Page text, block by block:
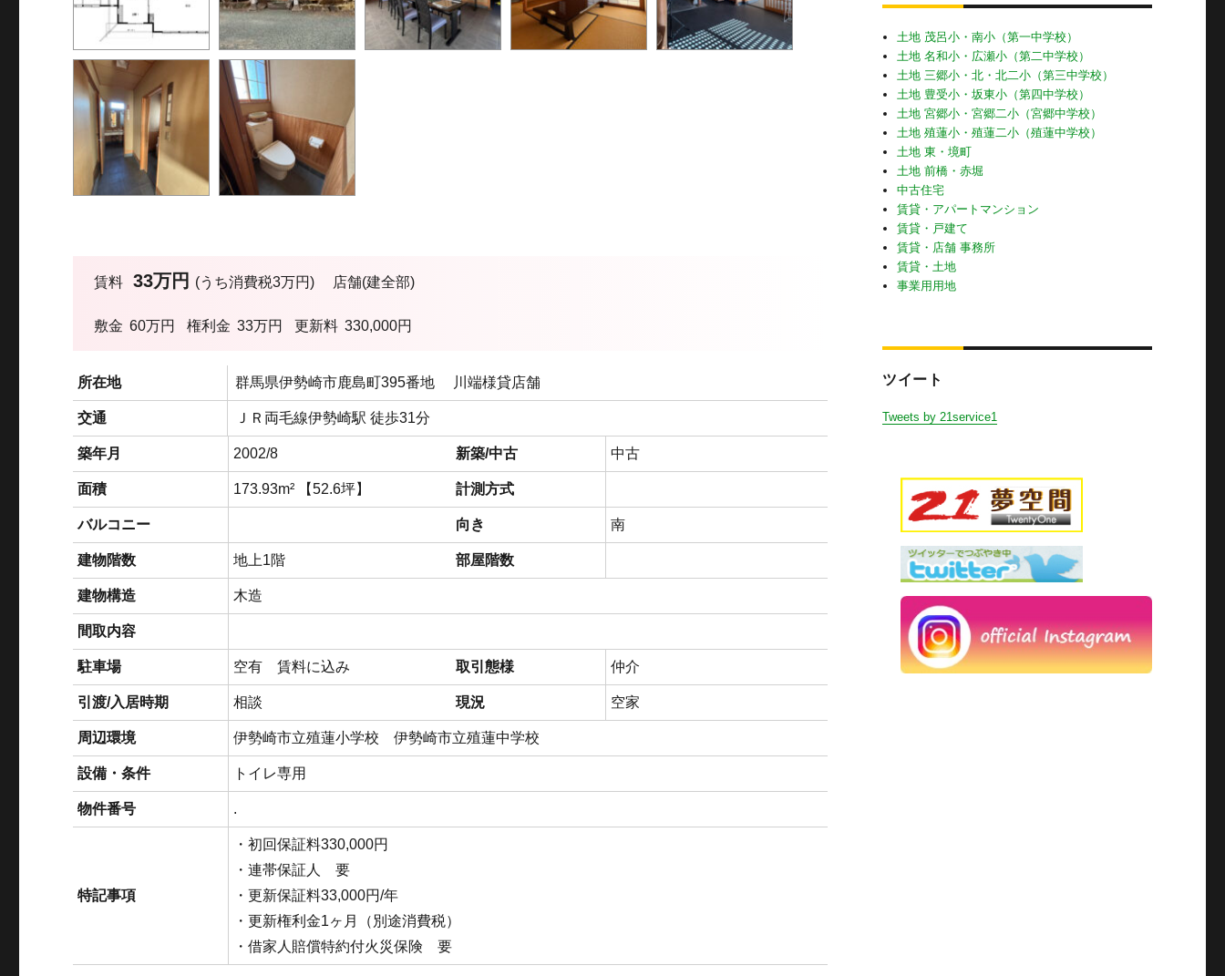
賃料 33万円 (うち消費税3万円) 店舗(建全部)
敷金 60万円 権利金 33万円 更新料 330,000円
所在地 群馬県伊勢崎市鹿島町395番地 川端様貸店舗
交通 ＪＲ両毛線伊勢崎駅 徒歩31分
築年月 2002/8 新築/中古 中古
面積 173.93m² 【52.6坪】 計測方式
バルコニー 向き 南
建物階数 地上1階 部屋階数
建物構造 木造
間取内容
駐車場 空有 賃料に込み 取引態様 仲介
引渡/入居時期 相談 現況 空家
周辺環境 伊勢崎市立殖蓮小学校 伊勢崎市立殖蓮中学校
設備・条件 トイレ専用
物件番号 .
特記事項
・初回保証料330,000円
・連帯保証人 要
・更新保証料33,000円/年
・更新権利金1ヶ月（別途消費税）
・借家人賠償特約付火災保険 要
土地 茂呂小・南小（第一中学校）
土地 名和小・広瀬小（第二中学校）
土地 三郷小・北・北二小（第三中学校）
土地 豊受小・坂東小（第四中学校）
土地 宮郷小・宮郷二小（宮郷中学校）
土地 殖蓮小・殖蓮二小（殖蓮中学校）
土地 東・境町
土地 前橋・赤堀
中古住宅
賃貸・アパートマンション
賃貸・戸建て
賃貸・店舗 事務所
賃貸・土地
事業用用地
ツイート
Tweets by 21service1